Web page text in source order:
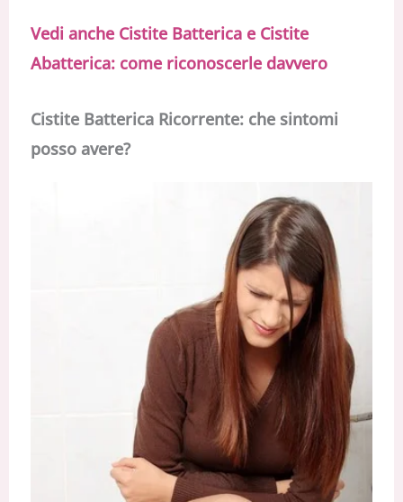
Vedi anche Cistite Batterica e Cistite
Abatterica: come riconoscerle davvero
Cistite Batterica Ricorrente: che sintomi
posso avere?